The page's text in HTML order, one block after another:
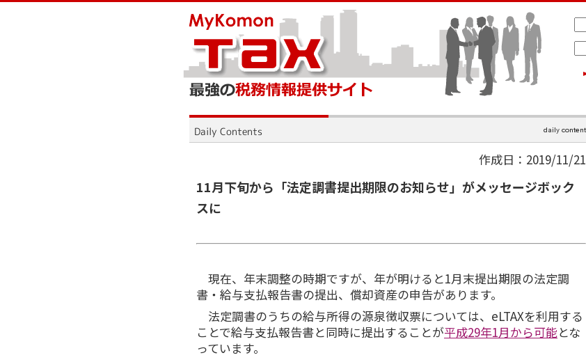
作成日：2019/11/21
11月下旬から「法定調書提出期限のお知らせ」がメッセージボック
スに
現在、年末調整の時期ですが、年が明けると1月末提出期限の法定調
書・給与支払報告書の提出、償却資産の申告があります。
法定調書のうちの給与所得の源泉徴収票については、eLTAXを利用する
ことで給与支払報告書と同時に提出することが平成29年1月から可能とな
っています。